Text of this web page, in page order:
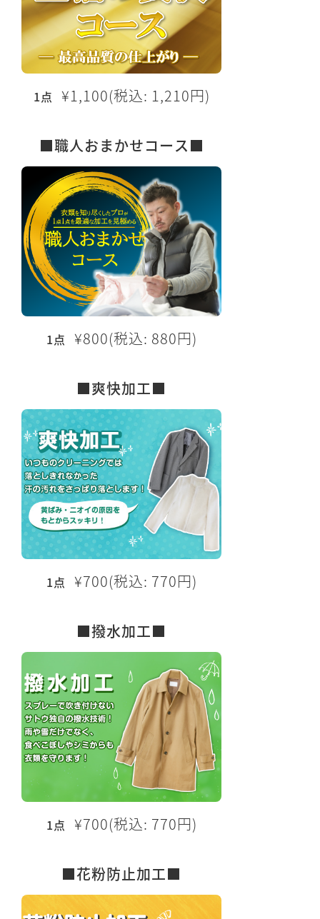
1点 ¥1,100(税込: 1,210円)
■職人おまかせコース■
1点 ¥800(税込: 880円)
■爽快加工■
1点 ¥700(税込: 770円)
■撥水加工■
1点 ¥700(税込: 770円)
■花粉防止加工■